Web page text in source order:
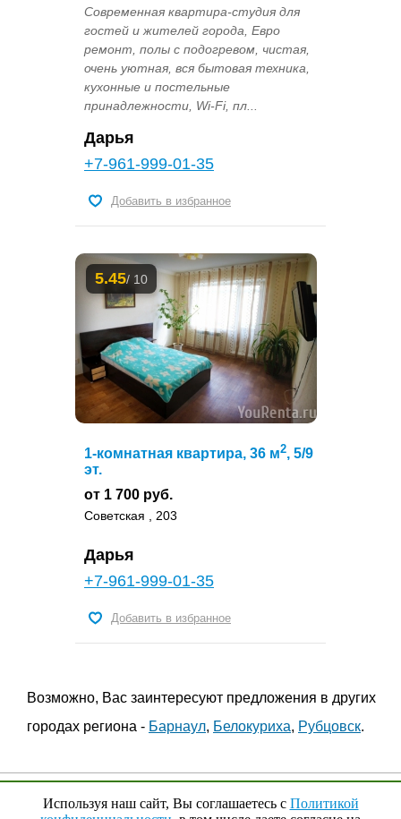
Современная квартира-студия для
гостей и жителей города, Евро
ремонт, полы с подогревом, чистая,
очень уютная, вся бытовая техника,
кухонные и постельные
принадлежности, Wi-Fi, пл...
Дарья
+7-961-999-01-35
Добавить в избранное
5.45/ 10
1-комнатная квартира, 36 м2, 5/9
эт.
от 1 700 руб.
Советская , 203
Дарья
+7-961-999-01-35
Добавить в избранное
Возможно, Вас заинтересуют предложения в других
городах региона - Барнаул, Белокуриха, Рубцовск.
Используя наш сайт, Вы соглашаетесь с Политикой